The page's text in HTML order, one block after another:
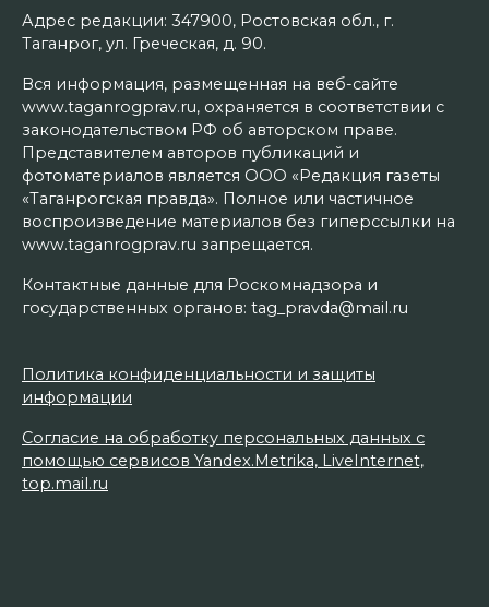
Адрес редакции: 347900, Ростовская обл., г.
Таганрог, ул. Греческая, д. 90.
Вся информация, размещенная на веб-сайте
www.taganrogprav.ru, охраняется в соответствии с
законодательством РФ об авторском праве.
Представителем авторов публикаций и
фотоматериалов является ООО «Редакция газеты
«Таганрогская правда». Полное или частичное
воспроизведение материалов без гиперссылки на
www.taganrogprav.ru запрещается.
Контактные данные для Роскомнадзора и
государственных органов: tag_pravda@mail.ru
Политика конфиденциальности и защиты
информации
Согласие на обработку персональных данных с
помощью сервисов Yandex.Metrika, LiveInternet,
top.mail.ru